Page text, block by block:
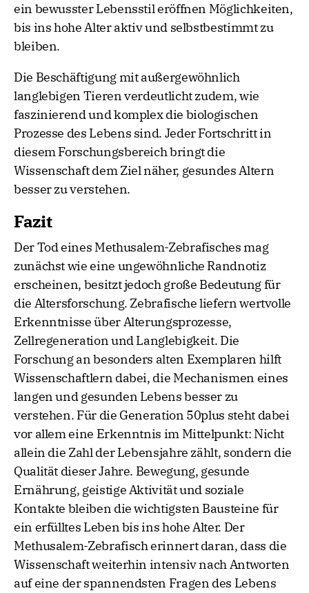
ein bewusster Lebensstil eröffnen Möglichkeiten,
bis ins hohe Alter aktiv und selbstbestimmt zu
bleiben.
Die Beschäftigung mit außergewöhnlich
langlebigen Tieren verdeutlicht zudem, wie
faszinierend und komplex die biologischen
Prozesse des Lebens sind. Jeder Fortschritt in
diesem Forschungsbereich bringt die
Wissenschaft dem Ziel näher, gesundes Altern
besser zu verstehen.
Fazit
Der Tod eines Methusalem-Zebrafisches mag
zunächst wie eine ungewöhnliche Randnotiz
erscheinen, besitzt jedoch große Bedeutung für
die Altersforschung. Zebrafische liefern wertvolle
Erkenntnisse über Alterungsprozesse,
Zellregeneration und Langlebigkeit. Die
Forschung an besonders alten Exemplaren hilft
Wissenschaftlern dabei, die Mechanismen eines
langen und gesunden Lebens besser zu
verstehen. Für die Generation 50plus steht dabei
vor allem eine Erkenntnis im Mittelpunkt: Nicht
allein die Zahl der Lebensjahre zählt, sondern die
Qualität dieser Jahre. Bewegung, gesunde
Ernährung, geistige Aktivität und soziale
Kontakte bleiben die wichtigsten Bausteine für
ein erfülltes Leben bis ins hohe Alter. Der
Methusalem-Zebrafisch erinnert daran, dass die
Wissenschaft weiterhin intensiv nach Antworten
auf eine der spannendsten Fragen des Lebens